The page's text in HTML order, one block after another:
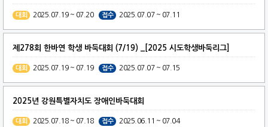
대회 2025.07.19 ~ 07.20 접수 2025.07.07 ~ 07.11
제278회 한바연 학생 바둑대회 (7/19) _[2025 시도학생바둑리그]
대회 2025.07.19 ~ 07.19 접수 2025.07.07 ~ 07.15
2025년 강원특별자치도 장애인바둑대회
대회 2025.07.18 ~ 07.18 접수 2025.06.11 ~ 07.04